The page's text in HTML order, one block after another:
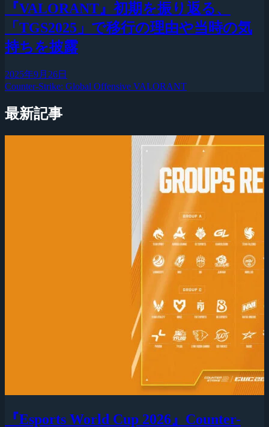
『VALORANT』初期を振り返る、
「TGS2025」で移行の理由や当時の気
持ちを披露
2025年9月26日
Counter-Strike: Global Offensive VALORANT
最新記事
『Esports World Cup 2026』Counter-